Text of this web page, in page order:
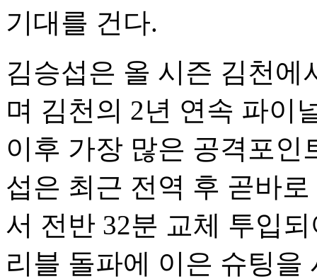
기대를 건다.
김승섭은 올 시즌 김천에
며 김천의 2년 연속 파이
이후 가장 많은 공격포인
섭은 최근 전역 후 곧바
서 전반 32분 교체 투입
리블 돌파에 이은 슈팅을